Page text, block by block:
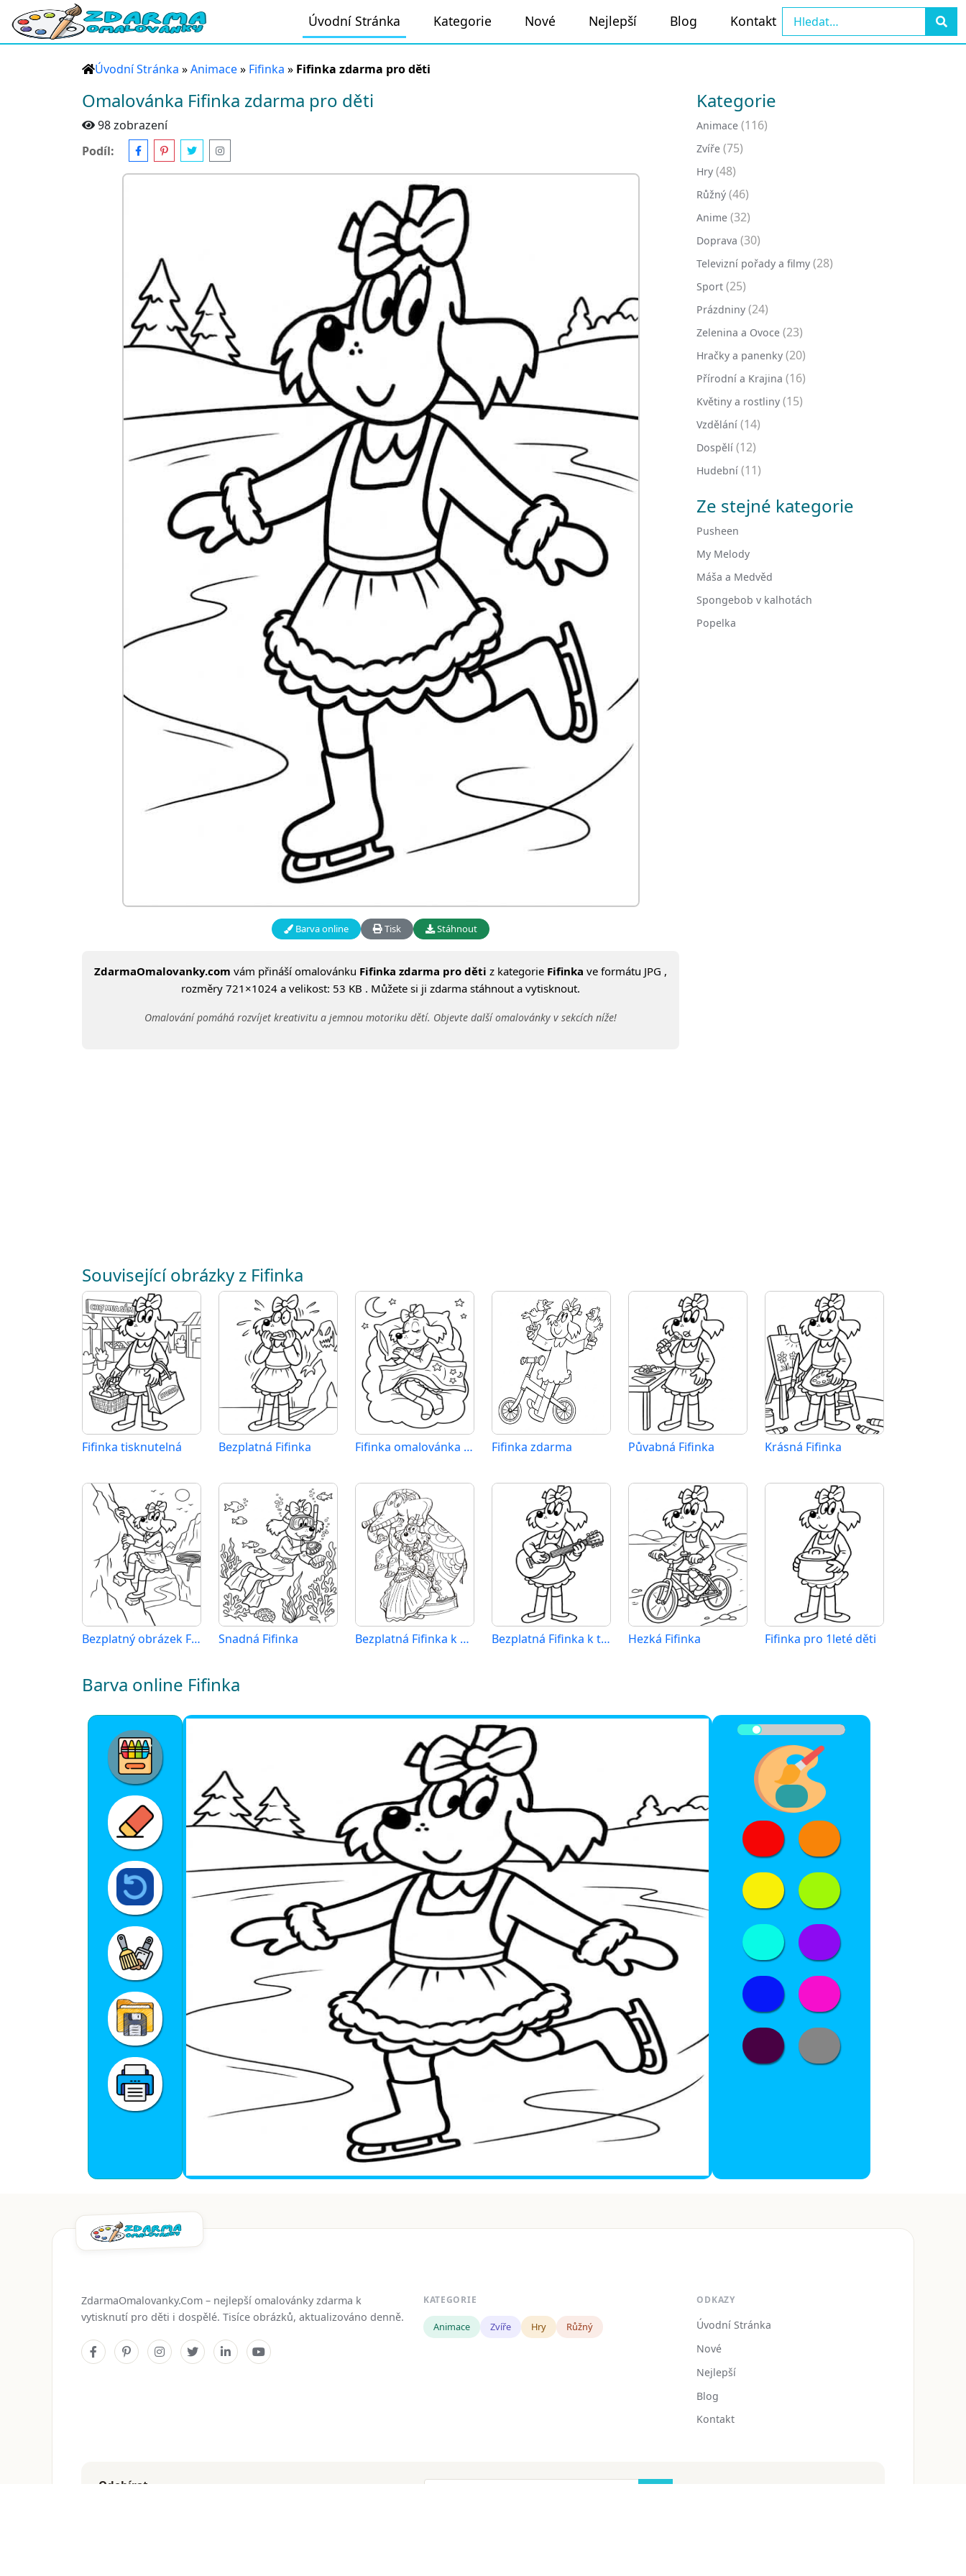
Úvodní Stránka Kategorie Nové Nejlepší Blog Kontakt
Úvodní Stránka »Animace» Fifinka » Fifinka zdarma pro děti
Omalovánka Fifinka zdarma pro děti
98 zobrazení
Podíl:
Barva online Tisk Stáhnout
ZdarmaOmalovanky.com vám přináší omalovánku Fifinka zdarma pro děti z kategorie Fifinka ve formátu JPG ,
rozměry 721×1024 a velikost: 53 KB . Můžete si ji zdarma stáhnout a vytisknout.
Omalování pomáhá rozvíjet kreativitu a jemnou motoriku dětí. Objevte další omalovánky v sekcích níže!
Kategorie
Animace (116)
Zvíře (75)
Hry (48)
Růžný (46)
Anime (32)
Doprava (30)
Televizní pořady a filmy (28)
Sport (25)
Prázdniny (24)
Zelenina a Ovoce (23)
Hračky a panenky (20)
Přírodní a Krajina (16)
Květiny a rostliny (15)
Vzdělání (14)
Dospělí (12)
Hudební (11)
Ze stejné kategorie
Pusheen
My Melody
Máša a Medvěd
Spongebob v kalhotách
Popelka
Související obrázky z Fifinka
Fifinka tisknutelná Bezplatná Fifinka Fifinka omalovánka zdarma Fifinka zdarma Půvabná Fifinka Krásná Fifinka
Bezplatný obrázek Fifinky Snadná Fifinka Bezplatná Fifinka k vytisknutí Bezplatná Fifinka k tisku Hezká Fifinka Fifinka pro 1leté děti
Barva online Fifinka
ZdarmaOmalovanky.Com – nejlepší omalovánky zdarma k
vytisknutí pro děti i dospělé. Tisíce obrázků, aktualizováno denně.
KATEGORIE
Animace Zvíře Hry Růžný
ODKAZY
Úvodní Stránka
Nové
Nejlepší
Blog
Kontakt
Odebírat